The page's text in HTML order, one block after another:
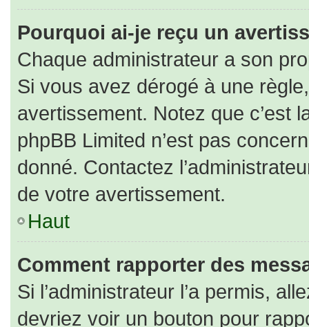
Pourquoi ai-je reçu un
Chaque administrateur a son
Si vous avez dérogé à une
avertissement. Notez que c’est
phpBB Limited n’est pas
donné. Contactez
de votre avertissement.
Haut
Comment rapporter des
Si l’administrateur l’a permis,
devriez voir un bouton pour